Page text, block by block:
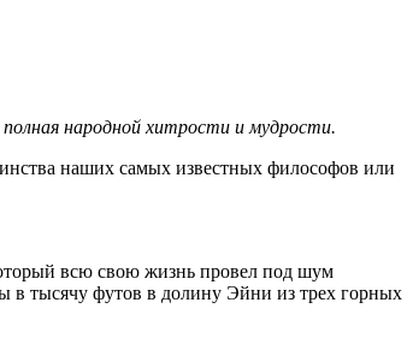
народной хитрости и мудрости.
наших самых известных философов или
всю свою жизнь провел под шум
в тысячу футов в долину Эйни из трех горных